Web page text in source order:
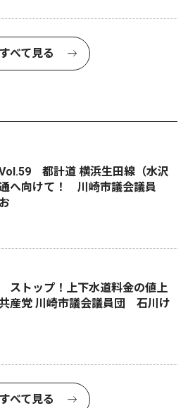
すべて見る
都計道 横浜生田線（水沢
へ向けて！ 川崎市議会議員
ストップ！上下水道料金の値上
産党 川崎市議会議員団 石川け
すべて見る